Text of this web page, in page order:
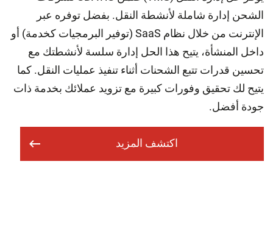
الشحن إدارة شاملة لأنشطة النقل. بفضل توفره عبر
الإنترنت من خلال نظام SaaS (توفير البرمجيات كخدمة) أو
داخل المنشأة، يتيح هذا الحل إدارة سلسة لأنشطتك مع
تحسين قدرات تتبع الشحنات أثناء تنفيذ عمليات النقل. كما
يتيح لك تحقيق وفورات كبيرة مع تزويد عملائك بخدمة ذات
جودة أفضل.
اكتشف المزيد